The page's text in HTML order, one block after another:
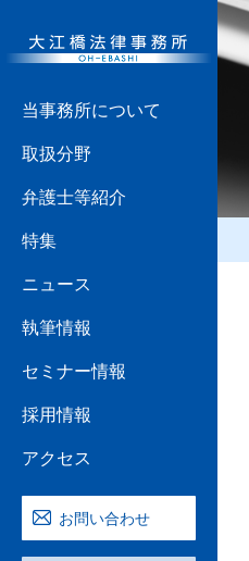
当事務所について
取扱分野
弁護士等紹介
特集
ニュース
執筆情報
セミナー情報
採用情報
アクセス
お問い合わせ